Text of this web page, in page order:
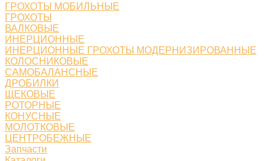
ГРОХОТЫ МОБИЛЬНЫЕ
ГРОХОТЫ
ВАЛКОВЫЕ
ИНЕРЦИОННЫЕ
ИНЕРЦИОННЫЕ ГРОХОТЫ МОДЕРНИЗИРОВАННЫЕ
КОЛОСНИКОВЫЕ
САМОБАЛАНСНЫЕ
ДРОБИЛКИ
ЩЕКОВЫЕ
РОТОРНЫЕ
КОНУСНЫЕ
МОЛОТКОВЫЕ
ЦЕНТРОБЕЖНЫЕ
Запчасти